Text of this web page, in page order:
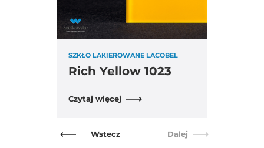
SZKŁO LAKIEROWANE LACOBEL
Rich Yellow 1023
Czytaj więcej
Wstecz Dalej